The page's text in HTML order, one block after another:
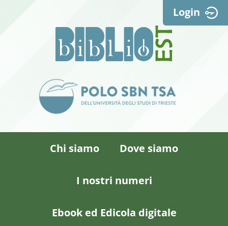
Login
Chi siamo Dove siamo
I nostri numeri
Ebook ed Edicola digitale